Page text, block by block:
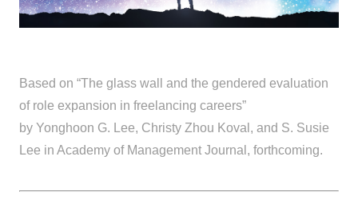
Based on “The glass wall and the gendered evaluation
of role expansion in freelancing careers”
by Yonghoon G. Lee, Christy Zhou Koval, and S. Susie
Lee in Academy of Management Journal, forthcoming.